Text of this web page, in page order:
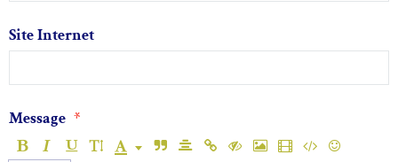
Site Internet
Message